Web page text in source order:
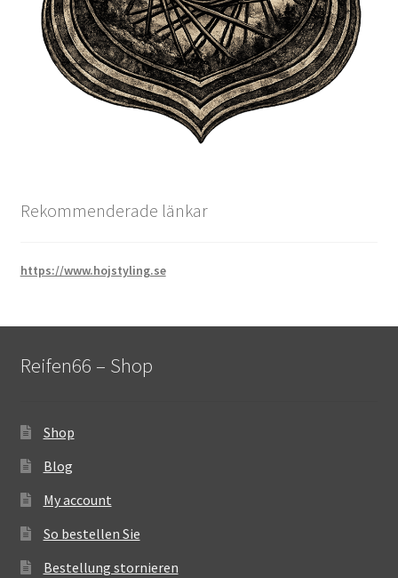
Rekommenderade länkar
https://www.hojstyling.se
Reifen66 – Shop
Shop
Blog
My account
So bestellen Sie
Bestellung stornieren